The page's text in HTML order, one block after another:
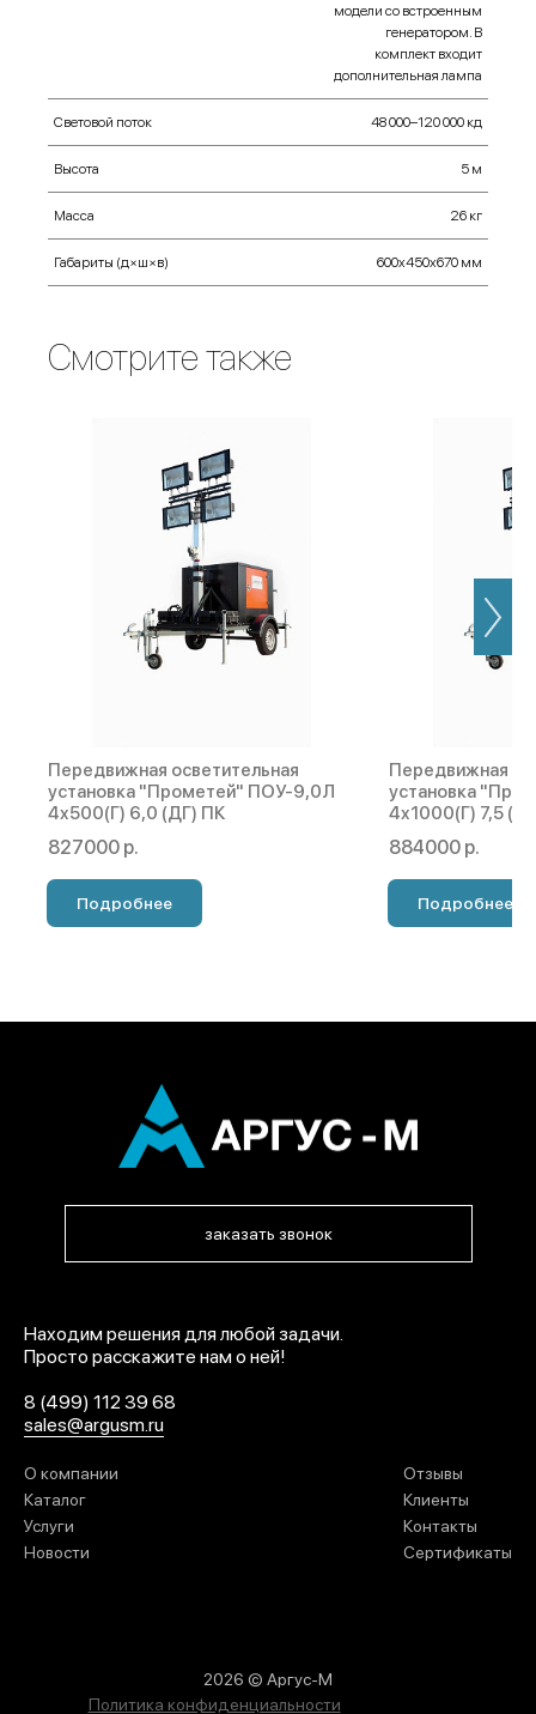
модели со встроенным
генератором. В
комплект входит
дополнительная лампа
Световой поток 48 000–120 000 кд
Высота 5 м
Масса 26 кг
Габариты (д×ш×в) 600х450х670 мм
Смотрите также
Передвижная осветительная
установка "Прометей" ПОУ-9,0Л
4х500(Г) 6,0 (ДГ) ПК
827000 р.
Подробнее
Передвижная
установка
4х1000(Г) 7,5
884000 р.
Подробнее
заказать звонок
Находим решения для любой задачи.
Просто расскажите нам о ней!
8 (499) 112 39 68
sales@argusm.ru
О компании
Каталог
Услуги
Новости
Отзывы
Клиенты
Контакты
Сертификаты
2026 © Аргус-М
Политика конфиденциальности